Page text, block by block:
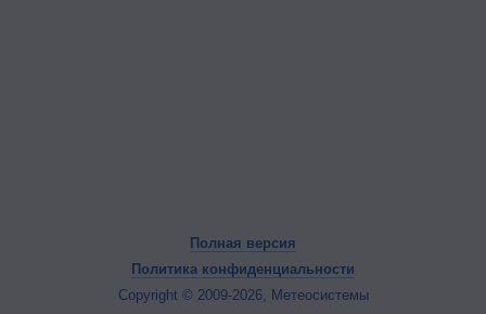
Полная версия
Политика конфиденциальности
Copyright © 2009-2026, Метеосистемы